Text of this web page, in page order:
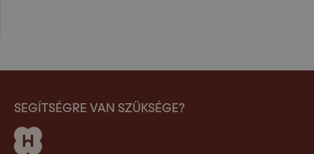
SEGÍTSÉGRE VAN SZÜKSÉGE?